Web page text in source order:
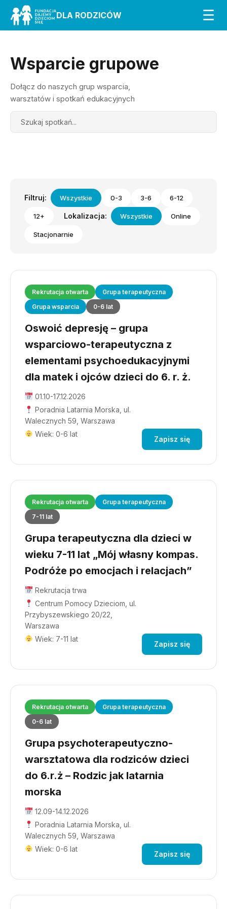
DLA RODZICÓW ☰
Wsparcie grupowe
Dołącz do naszych grup wsparcia,
warsztatów i spotkań edukacyjnych
Search
Filtruj: Wszystkie 0-3 3-6 6-12
12+ Lokalizacja: Wszystkie Online
Stacjonarnie
Rekrutacja otwarta
Grupa terapeutyczna
Grupa wsparcia
0-6 lat
Oswoić depresję – grupa
wsparciowo-terapeutyczna z
elementami psychoedukacyjnymi
dla matek i ojców dzieci do 6. r. ż.
01.10-17.12.2026
Poradnia Latarnia Morska, ul.
Walecznych 59, Warszawa
Wiek: 0-6 lat
Zapisz się
Rekrutacja otwarta
Grupa terapeutyczna
7-11 lat
Grupa terapeutyczna dla dzieci w
wieku 7-11 lat „Mój własny kompas.
Podróże po emocjach i relacjach”
Rekrutacja trwa
Centrum Pomocy Dzieciom, ul.
Przybyszewskiego 20/22,
Warszawa
Wiek: 7-11 lat
Zapisz się
Rekrutacja otwarta
Grupa terapeutyczna
0-6 lat
Grupa psychoterapeutyczno-
warsztatowa dla rodziców dzieci
do 6.r.ż – Rodzic jak latarnia
morska
12.09-14.12.2026
Poradnia Latarnia Morska, ul.
Walecznych 59, Warszawa
Wiek: 0-6 lat
Zapisz się